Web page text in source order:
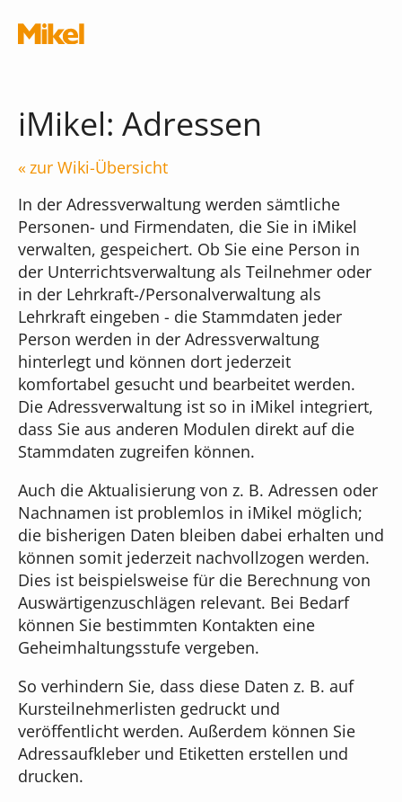
Module
Schnittstellen
Terminal
Online-Formulare
Cloudversion
Server mieten
Was kostet iMikel?
Versionshinweise
Die Musikschul-App
Was kostet die App?
Versionshinweise
Chatbot
Verwaltungsassistent
Bildgenerierung
Textbearbeitung
Preisübersicht
iMikel
Musikschul-App
für Administratoren
für Webdesigner
Unser Team
Unser Gebäude
Das sagen unsere Kunden
iMikel: Adressen
zur Wiki-Übersicht
In der Adressverwaltung werden sämtliche
Personen- und Firmendaten, die Sie in iMikel
verwalten, gespeichert. Ob Sie eine Person in
der Unterrichtsverwaltung als Teilnehmer oder
in der Lehrkraft-/Personalverwaltung als
Lehrkraft eingeben - die Stammdaten jeder
Person werden in der Adressverwaltung
hinterlegt und können dort jederzeit
komfortabel gesucht und bearbeitet werden.
Die Adressverwaltung ist so in iMikel integriert,
dass Sie aus anderen Modulen direkt auf die
Stammdaten zugreifen können.
Auch die Aktualisierung von z. B. Adressen oder
Nachnamen ist problemlos in iMikel möglich;
die bisherigen Daten bleiben dabei erhalten und
können somit jederzeit nachvollzogen werden.
Dies ist beispielsweise für die Berechnung von
Auswärtigenzuschlägen relevant. Bei Bedarf
können Sie bestimmten Kontakten eine
Geheimhaltungsstufe vergeben.
So verhindern Sie, dass diese Daten z. B. auf
Kursteilnehmerlisten gedruckt und
veröffentlicht werden. Außerdem können Sie
Adressaufkleber und Etiketten erstellen und
drucken.